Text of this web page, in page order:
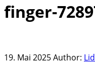
Skip
finger-
19. Mai 2025Author: